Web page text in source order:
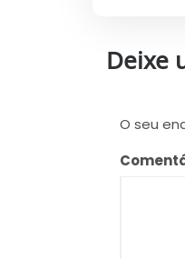
Deixe
O seu